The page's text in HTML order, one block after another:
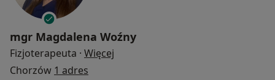
mgr Magdalena Woźny
Fizjoterapeuta · Więcej
Chorzów 1 adres